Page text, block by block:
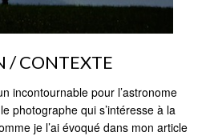
/ CONTEXTE
incontournable pour l’astronome
photographe qui s’intéresse à la
je l’ai évoqué dans mon article